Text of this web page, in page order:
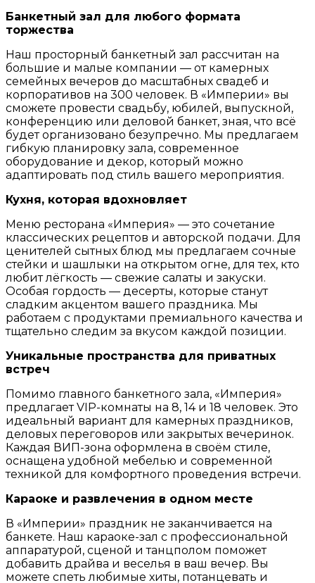
Банкетный зал для любого формата
торжества
Наш просторный банкетный зал рассчитан на
большие и малые компании — от камерных
семейных вечеров до масштабных свадеб и
корпоративов на 300 человек. В «Империи» вы
сможете провести свадьбу, юбилей, выпускной,
конференцию или деловой банкет, зная, что всё
будет организовано безупречно. Мы предлагаем
гибкую планировку зала, современное
оборудование и декор, который можно
адаптировать под стиль вашего мероприятия.
Кухня, которая вдохновляет
Меню ресторана «Империя» — это сочетание
классических рецептов и авторской подачи. Для
ценителей сытных блюд мы предлагаем сочные
стейки и шашлыки на открытом огне, для тех, кто
любит лёгкость — свежие салаты и закуски.
Особая гордость — десерты, которые станут
сладким акцентом вашего праздника. Мы
работаем с продуктами премиального качества и
тщательно следим за вкусом каждой позиции.
Уникальные пространства для приватных
встреч
Помимо главного банкетного зала, «Империя»
предлагает VIP-комнаты на 8, 14 и 18 человек. Это
идеальный вариант для камерных праздников,
деловых переговоров или закрытых вечеринок.
Каждая ВИП-зона оформлена в своём стиле,
оснащена удобной мебелью и современной
техникой для комфортного проведения встречи.
Караоке и развлечения в одном месте
В «Империи» праздник не заканчивается на
банкете. Наш караоке-зал с профессиональной
аппаратурой, сценой и танцполом поможет
добавить драйва и веселья в ваш вечер. Вы
можете спеть любимые хиты, потанцевать и